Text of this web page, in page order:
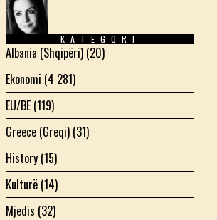
KATEGORI
Albania (Shqipëri) (20)
Ekonomi (4 281)
EU/BE (119)
Greece (Greqi) (31)
History (15)
Kulturë (14)
Mjedis (32)